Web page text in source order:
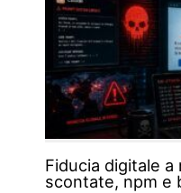
Fiducia digitale a
scontate, npm e